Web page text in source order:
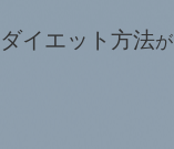
ダイエット方法が